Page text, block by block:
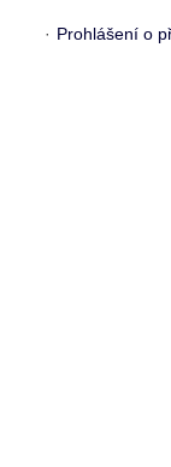
Prohlášení o